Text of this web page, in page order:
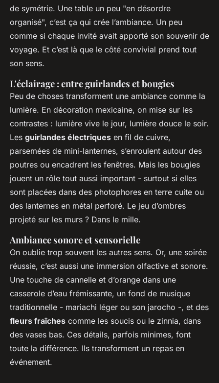
de symétrie. Une table un peu "en désordre
organisé", c’est ça qui crée l’ambiance. Un peu
comme si chaque invité avait apporté son souvenir de
voyage. Et c’est là que le côté convivial prend tout
son sens.
L'éclairage : entre guirlandes et bougies
Peu de choses transforment une ambiance comme la
lumière. En décoration mexicaine, on mise sur les
contrastes : lumière vive le jour, lumière douce le soir.
Les guirlandes électriques en fil de cuivre,
parsemées de mini-lanternes, s’enroulent autour des
poutres ou encadrent les fenêtres. Mais les bougies
jouent un rôle tout aussi important - surtout si elles
sont placées dans des photophores en terre cuite ou
des lanternes en métal perforé. Le jeu d’ombres
projeté sur les murs ? Dans le mille.
Ambiance sonore et sensorielle
On oublie trop souvent les autres sens. Or, une soirée
réussie, c’est aussi une immersion olfactive et sonore.
Une touche de cannelle et d’orange dans une
casserole d’eau frémissante, un fond de musique
traditionnelle - mariachi léger ou son jarocho -, et des
fleurs fraîches comme les soucis ou le zinnia, dans
des vases bas. Ces détails, parfois minimes, font
toute la différence. Ils transforment un repas en
événement.